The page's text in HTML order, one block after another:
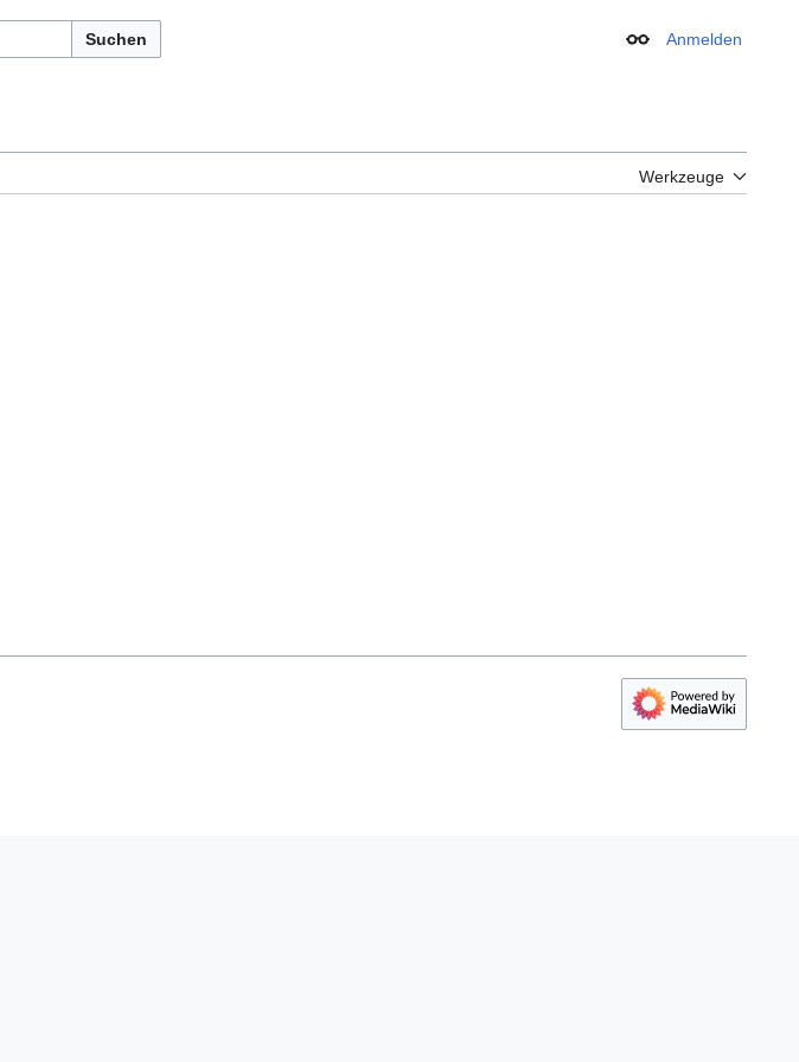
Suchen Erscheinungsbild
Anmelden
Werkzeuge